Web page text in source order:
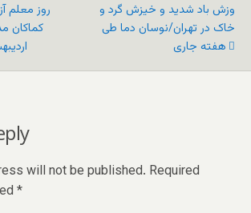
وزش باد شدید و خیزش گرد و
خاک در تهران/نوسان دما طی
هفته جاری
will not be published. Required
*